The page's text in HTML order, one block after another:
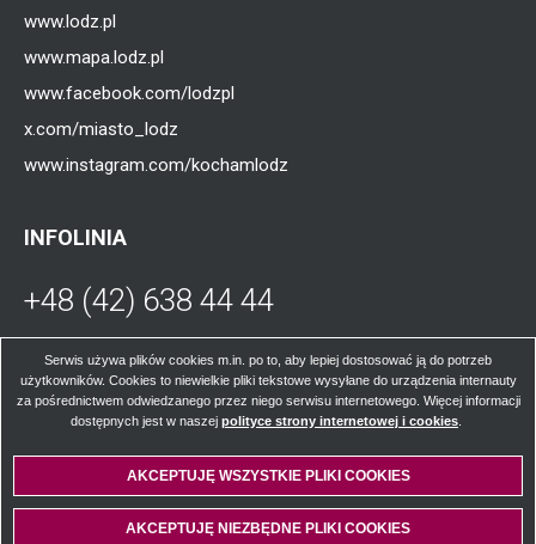
Serwis używa plików cookies m.in. po to, aby lepiej dostosować ją do potrzeb
użytkowników. Cookies to niewielkie pliki tekstowe wysyłane do urządzenia internauty
za pośrednictwem odwiedzanego przez niego serwisu internetowego. Więcej informacji
dostępnych jest w naszej polityce strony internetowej i cookies
w
AKCEPTUJĘ WSZYSTKIE PLIKI COOKIES
AKCEPTUJĘ NIEZBĘDNE PLIKI COOKIES
WYCOFAJ ZGODĘ NA PLIKICOOKIES
www.lodz.pl
www.mapa.lodz.pl
www.facebook.com/lodzpl
x.com/miasto_lodz
www.instagram.com/kochamlodz
INFOLINIA
+48 (42) 638 44 44
się
w
nowej
W poniedziałki, środy, czwartki i piątki od
godz. 8.00 do 16.00; we wtorki od godz. 8.00
do godz. 17.00.
© Łódzkie Centrum Kontaktu z Mieszkańcami 2024